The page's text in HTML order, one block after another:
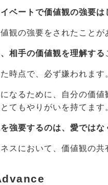
ベートで価値観の強要は
観の強要をされたことが
相手の価値観を理解する
時点で、必ず嫌われます
なるために、自分の価
てもやりがいを持てます
強要するのは、愛ではな
スにおいて、価値観の共